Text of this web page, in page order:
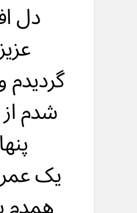
دل
گردیدم
شدم
یک